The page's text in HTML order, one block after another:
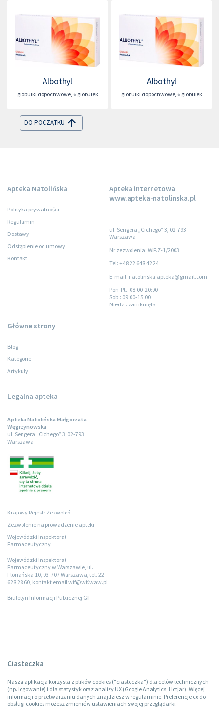
Albothyl
globulki dopochwowe, 6 globulek
Albothyl
globulki dopochwowe, 6 globulek
DO POCZĄTKU
Apteka Natolińska
Polityka prywatności
Regulamin
Dostawy
Odstąpienie od umowy
Kontakt
Apteka internetowa
www.apteka-natolinska.pl
ul. Sengera „Cichego” 3, 02-793
Warszawa
Nr zezwolenia: WIF.Z-1/2003
Tel: +48 22 648 42 24
E-mail: natolinska.apteka@gmail.com
Pon-Pt.: 08:00-20:00
Sob.: 09:00-15:00
Niedz.: zamknięta
Główne strony
Blog
Kategorie
Artykuły
Legalna apteka
Apteka Natolińska Małgorzata
Węgrzynowska
ul. Sengera „Cichego” 3, 02-793
Warszawa
Krajowy Rejestr Zezwoleń
Zezwolenie na prowadzenie apteki
Wojewódzki Inspektorat
Farmaceutyczny
Wojewódzki Inspektorat
Farmaceutyczny w Warszawie, ul.
Floriańska 10, 03-707 Warszawa, tel. 22
628 28 60, kontakt email wif@wif.waw.pl
Biuletyn Informacji Publicznej GIF
Ciasteczka
Nasza aplikacja korzysta z plików cookies ("ciasteczka") dla celów technicznych
(np. logowanie) i dla statystyk oraz analizy UX (Google Analytics, Hotjar). Więcej
informacji o przetwarzaniu danych znajdziesz w regulaminie. Preferencje co do
obsługi cookies możesz zmienić w ustawieniach swojej przeglądarki.